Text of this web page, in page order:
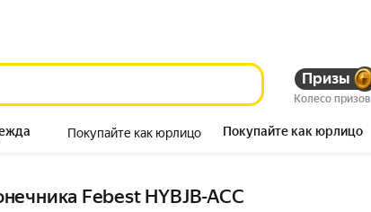
Призы
Колесо призов
Покупайте как юрлицо Покупайте как юрлицо
Febest HYBJB-ACC